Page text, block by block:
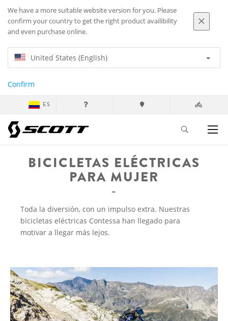
We have a more suitable website version for you. Please
confirm your country to get the right product availibility
and even purchase online.
United States (English)
Confirm
ES
BICICLETAS ELÉCTRICAS
PARA MUJER
Toda la diversión, con un impulso extra. Nuestras
bicicletas eléctricas Contessa han llegado para
motivar a llegar más lejos.